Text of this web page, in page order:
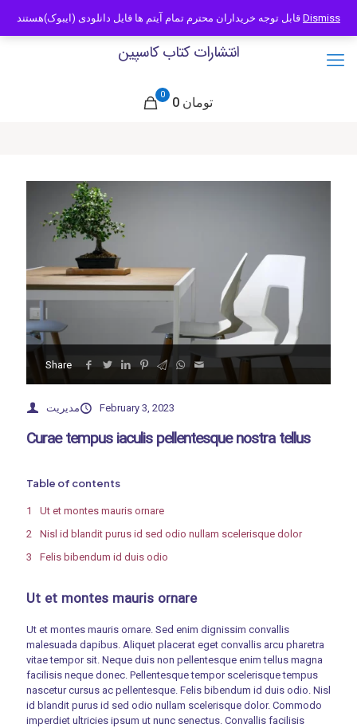
09121466294 info@caspianbook.com
انتشارات کتاب کاسپین
0
0 تومان
Share
مدیریت February 3, 2023
Curae tempus iaculis pellentesque nostra tellus
Table of contents
Ut et montes mauris ornare
Nisl id blandit purus id sed odio nullam scelerisque dolor
Felis bibendum id duis odio
Ut et montes mauris ornare
Ut et montes mauris ornare. Sed enim dignissim convallis
malesuada dapibus. Aliquet placerat eget convallis arcu pharetra
vitae tempor sit. Neque duis non pellentesque enim tellus magna
facilisis neque donec. Pellentesque tempor scelerisque tempus
nascetur cursus ac pellentesque. Felis bibendum id duis odio. Nisl
id blandit purus id sed odio nullam scelerisque dolor. Commodo
imperdiet ultricies ipsum ut nunc senectus. Convallis facilisis
Dismiss